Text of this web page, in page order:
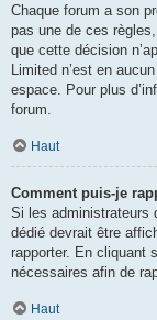
Chaque forum a son
pas une de ces
que cette décision
Limited n’est en
espace. Pour plus
forum.
Haut
Comment puis-je
Si les administrateurs
dédié devrait être
rapporter. En cliquant
nécessaires afin de
Haut